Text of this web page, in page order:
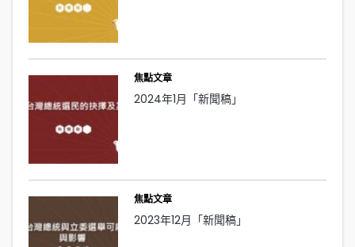
焦點文章
2024年1月「新聞稿」
焦點文章
2023年12月「新聞稿」